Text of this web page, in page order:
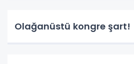
Olağanüstü kongre şart!